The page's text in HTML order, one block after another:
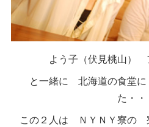
よう子（伏見桃山）
と一緒に 北海道の食堂
た・・
この２人は ＮＹＮＹ寮の